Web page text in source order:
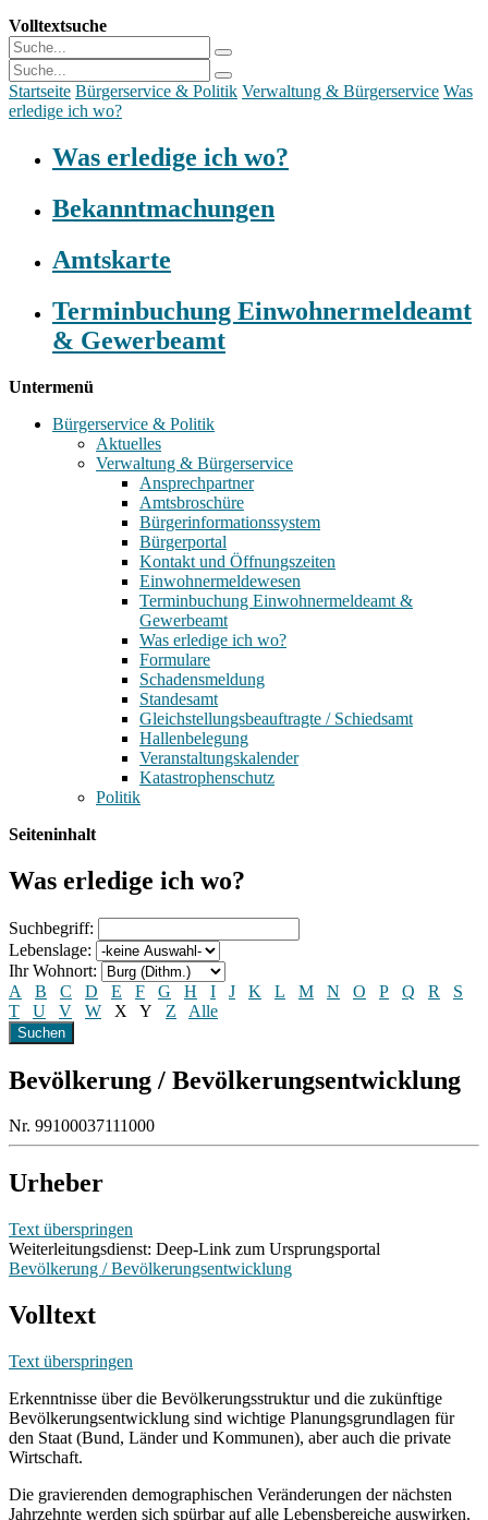
Volltextsuche
Startseite Bürgerservice & Politik Verwaltung & Bürgerservice Was
erledige ich wo?
Was erledige ich wo?
Bekanntmachungen
Amtskarte
Terminbuchung Einwohnermeldeamt
& Gewerbeamt
Untermenü
Bürgerservice & Politik
Aktuelles
Verwaltung & Bürgerservice
Ansprechpartner
Amtsbroschüre
Bürgerinformationssystem
Bürgerportal
Kontakt und Öffnungszeiten
Einwohnermeldewesen
Terminbuchung Einwohnermeldeamt &
Gewerbeamt
Was erledige ich wo?
Formulare
Schadensmeldung
Standesamt
Gleichstellungsbeauftragte / Schiedsamt
Hallenbelegung
Veranstaltungskalender
Katastrophenschutz
Politik
Seiteninhalt
Was erledige ich wo?
Suchbegriff:
Lebenslage:
Ihr Wohnort:
A
B C D E F G H I J K L M N O P Q R
S
T
U V W X Y Z Alle
Bevölkerung / Bevölkerungsentwicklung
Nr. 99100037111000
Urheber
Text überspringen
Weiterleitungsdienst: Deep-Link zum Ursprungsportal
Bevölkerung / Bevölkerungsentwicklung
Volltext
Text überspringen
Erkenntnisse über die Bevölkerungsstruktur und die zukünftige
Bevölkerungsentwicklung sind wichtige Planungsgrundlagen für
den Staat (Bund, Länder und Kommunen), aber auch die private
Wirtschaft.
Die gravierenden demographischen Veränderungen der nächsten
Jahrzehnte werden sich spürbar auf alle Lebensbereiche auswirken.